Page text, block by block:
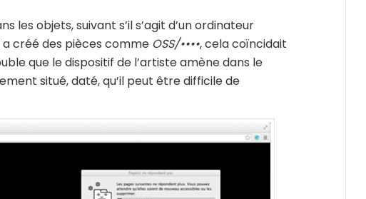
les objets, suivant s’il s’agit d’un ordinateur
a créé des pièces comme OSS/••••, cela coïncidait
que le dispositif de l’artiste amène dans le
situé, daté, qu’il peut être difficile de